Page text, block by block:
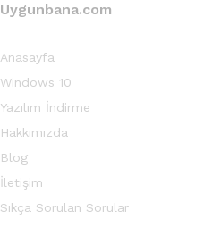
Uygunbana.com
Anasayfa
Windows 10
Yazılım İndirme
Hakkımızda
Blog
İletişim
Sıkça Sorulan Sorular